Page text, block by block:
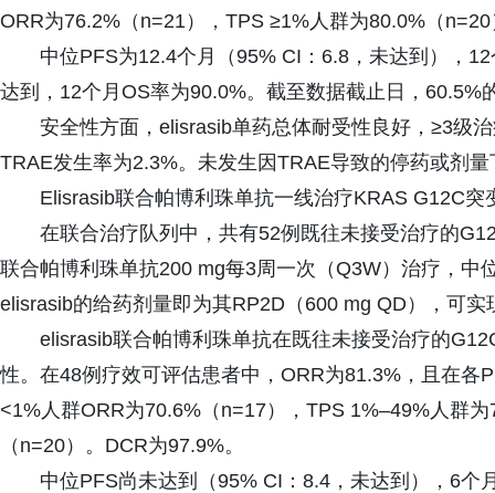
ORR为76.2%（n=21），TPS ≥1%人群为80.0%（
中位PFS为12.4个月（95% CI：6.8，未达到），
达到，12个月OS率为90.0%。截至数据截止日，60.5%
安全性方面，elisrasib单药总体耐受性良好，≥3级
TRAE发生率为2.3%。未发生因TRAE导致的停药或剂量
Elisrasib联合帕博利珠单抗一线治疗KRAS G12C突
在联合治疗队列中，共有52例既往未接受治疗的
联合帕博利珠单抗200 mg每3周一次（Q3W）治疗，
elisrasib的给药剂量即为其RP2D（600 mg QD），可
elisrasib联合帕博利珠单抗在既往未接受治疗的
性。在48例疗效可评估患者中，ORR为81.3%，且在各
<1%人群ORR为70.6%（n=17），TPS 1%–49%人群
（n=20）。DCR为97.9%。
中位PFS尚未达到（95% CI：8.4，未达到），6